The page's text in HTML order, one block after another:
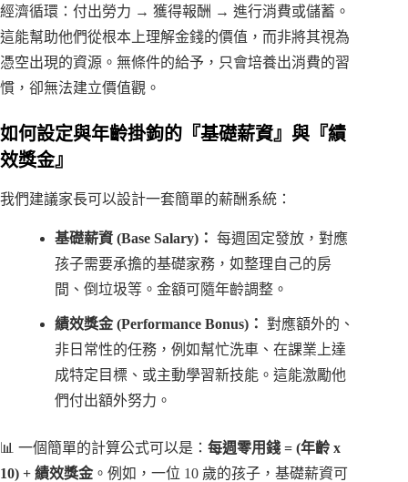
經濟循環：付出勞力 → 獲得報酬 → 進行消費或儲蓄。
這能幫助他們從根本上理解金錢的價值，而非將其視為
憑空出現的資源。無條件的給予，只會培養出消費的習
慣，卻無法建立價值觀。
如何設定與年齡掛鉤的『基礎薪資』與『績
效獎金』
我們建議家長可以設計一套簡單的薪酬系統：
基礎薪資 (Base Salary)： 每週固定發放，對應
孩子需要承擔的基礎家務，如整理自己的房
間、倒垃圾等。金額可隨年齡調整。
績效獎金 (Performance Bonus)： 對應額外的、
非日常性的任務，例如幫忙洗車、在課業上達
成特定目標、或主動學習新技能。這能激勵他
們付出額外努力。
📊 一個簡單的計算公式可以是： 每週零用錢 = (年齡 x
10) + 績效獎金 。例如，一位 10 歲的孩子，基礎薪資可